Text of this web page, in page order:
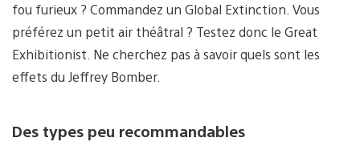
fou furieux ? Commandez un Global Extinction. Vous
préférez un petit air théâtral ? Testez donc le Great
Exhibitionist. Ne cherchez pas à savoir quels sont les
effets du Jeffrey Bomber.
Des types peu recommandables